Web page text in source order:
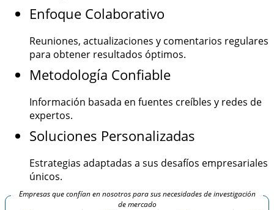
Enfoque Colaborativo
Reuniones, actualizaciones y comentarios regulares
para obtener resultados óptimos.
Metodología Confiable
Información basada en fuentes creíbles y redes de
expertos.
Soluciones Personalizadas
Estrategias adaptadas a sus desafíos empresariales
únicos.
Empresas que confían en nosotros para sus necesidades de investigación
de mercado